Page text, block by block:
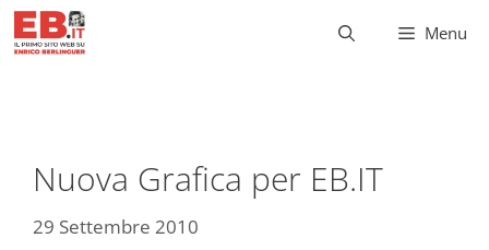
Vai
Menu
Nuova Grafica per EB.IT
29 Settembre 2010